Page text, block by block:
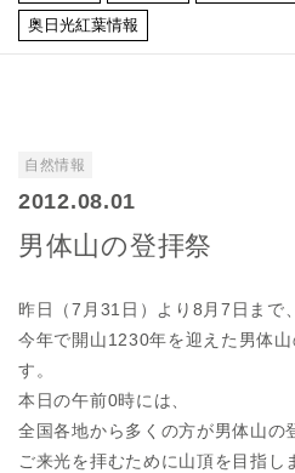
奥日光紅葉情報
自然情報
2012.08.01
男体山の登拝祭
昨日（7月31日）より8月7日まで、
今年で開山1230年を迎えた男体
す。
本日の午前0時には、
全国各地から多くの方が男体山の
ご来光を拝むために山頂を目指し